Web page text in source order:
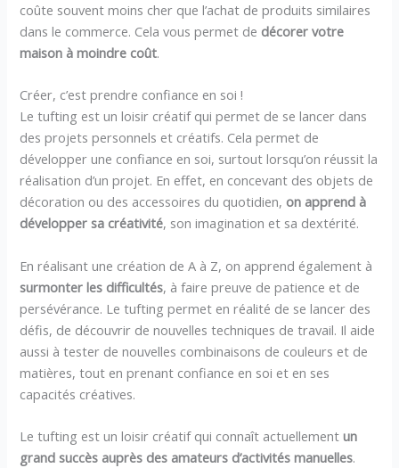
coûte souvent moins cher que l’achat de produits similaires
dans le commerce. Cela vous permet de décorer votre
maison à moindre coût.
Créer, c’est prendre confiance en soi !
Le tufting est un loisir créatif qui permet de se lancer dans
des projets personnels et créatifs. Cela permet de
développer une confiance en soi, surtout lorsqu’on réussit la
réalisation d’un projet. En effet, en concevant des objets de
décoration ou des accessoires du quotidien, on apprend à
développer sa créativité, son imagination et sa dextérité.
En réalisant une création de A à Z, on apprend également à
surmonter les difficultés, à faire preuve de patience et de
persévérance. Le tufting permet en réalité de se lancer des
défis, de découvrir de nouvelles techniques de travail. Il aide
aussi à tester de nouvelles combinaisons de couleurs et de
matières, tout en prenant confiance en soi et en ses
capacités créatives.
Le tufting est un loisir créatif qui connaît actuellementun
grand succès auprès des amateurs d’activités manuelles.